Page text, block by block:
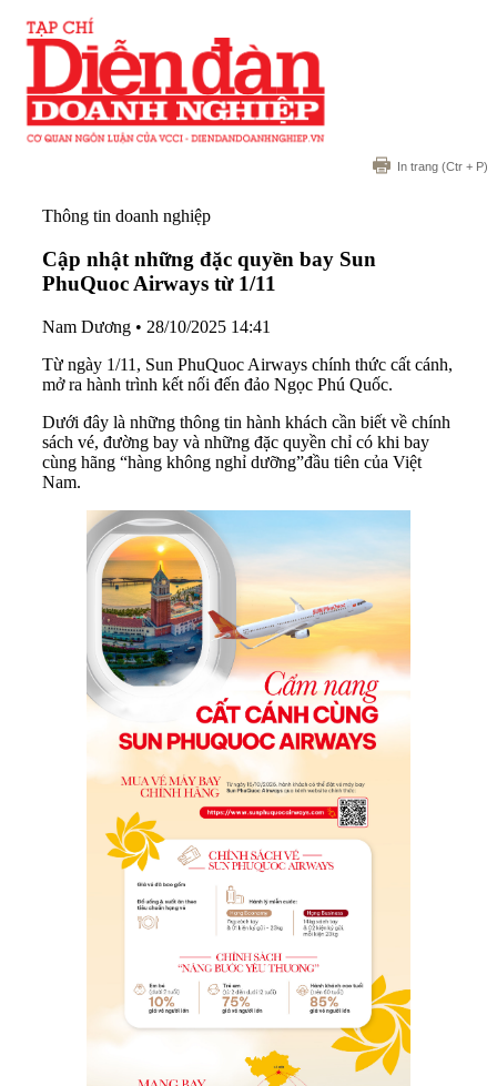
In trang (Ctr + P)
Thông tin doanh nghiệp
Cập nhật những đặc quyền bay Sun
PhuQuoc Airways từ 1/11
Nam Dương • 28/10/2025 14:41
Từ ngày 1/11, Sun PhuQuoc Airways chính thức cất cánh,
mở ra hành trình kết nối đến đảo Ngọc Phú Quốc.
Dưới đây là những thông tin hành khách cần biết về chính
sách vé, đường bay và những đặc quyền chỉ có khi bay
cùng hãng “hàng không nghỉ dưỡng”đầu tiên của Việt
Nam.